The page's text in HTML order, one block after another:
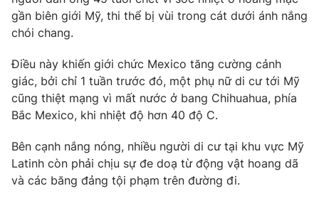
VTV Sức khoẻ Bất động sản
VTV4 Vươn mình bằng AI
Liên hệ tòa soạn English
gần biên giới Mỹ, thi thể bị vùi trong cát dưới ánh nắng
chói chang.
Điều này khiến giới chức Mexico tăng cường cảnh
giác, bởi chỉ 1 tuần trước đó, một phụ nữ di cư tới Mỹ
cũng thiệt mạng vì mất nước ở bang Chihuahua, phía
Bắc Mexico, khi nhiệt độ hơn 40 độ C.
Bên cạnh nắng nóng, nhiều người di cư tại khu vực Mỹ
Latinh còn phải chịu sự đe doạ từ động vật hoang dã
và các băng đảng tội phạm trên đường đi.